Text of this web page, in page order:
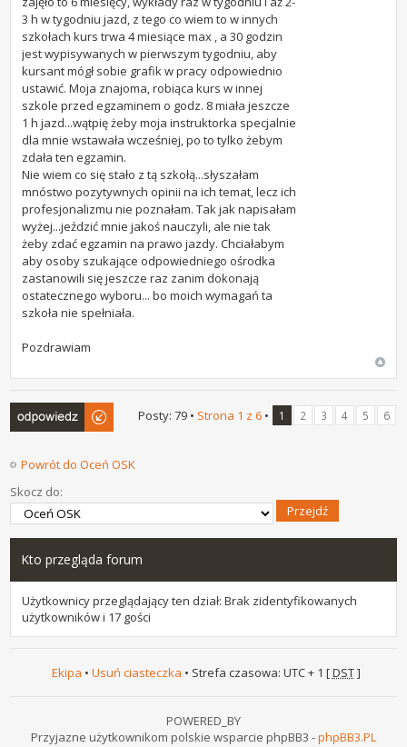
3 h w tygodniu jazd, z tego co wiem to w innych
szkołach kurs trwa 4 miesiące max , a 30 godzin
jest wypisywanych w pierwszym tygodniu, aby
kursant mógł sobie grafik w pracy odpowiednio
ustawić. Moja znajoma, robiąca kurs w innej
szkole przed egzaminem o godz. 8 miała jeszcze
1 h jazd...wątpię żeby moja instruktorka specjalnie
dla mnie wstawała wcześniej, po to tylko żebym
zdała ten egzamin.
Nie wiem co się stało z tą szkołą...słyszałam
mnóstwo pozytywnych opinii na ich temat, lecz ich
profesjonalizmu nie poznałam. Tak jak napisałam
wyżej...jeździć mnie jakoś nauczyli, ale nie tak
żeby zdać egzamin na prawo jazdy. Chciałabym
aby osoby szukające odpowiedniego ośrodka
zastanowili się jeszcze raz zanim dokonają
ostatecznego wyboru... bo moich wymagań ta
szkoła nie spełniała.
Pozdrawiam
Odpowiedz Posty: 79 • Strona 1 z 6• 1 2 3 4 5 6
Powrót do Oceń OSK
Skocz do:
Kto przegląda forum
Użytkownicy przeglądający ten dział: Brak zidentyfikowanych
użytkowników i 17 gości
Ekipa • Usuń ciasteczka • Strefa czasowa: UTC + 1 [DST]
POWERED_BY
Przyjazne użytkownikom polskie wsparcie phpBB3 -phpBB3.PL